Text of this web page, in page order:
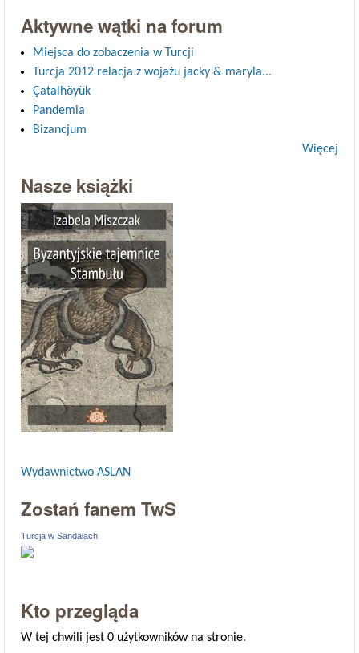
Aktywne wątki na forum
Miejsca do zobaczenia w Turcji
Turcja 2012 relacja z wojażu jacky & maryla...
Çatalhöyük
Pandemia
Bizancjum
Więcej
Nasze książki
Wydawnictwo ASLAN
Zostań fanem TwS
Turcja w Sandałach
Kto przegląda
W tej chwili jest 0 użytkowników na stronie.